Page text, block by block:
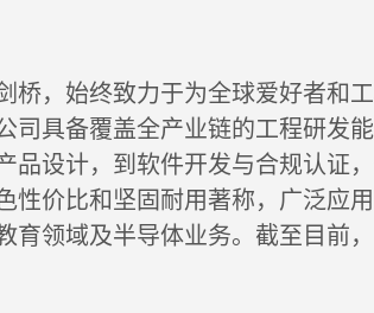
桥，始终致力于为全球爱好者和
司具备覆盖全产业链的工程研发
品设计，到软件开发与合规认证
性价比和坚固耐用著称，广泛应
育领域及半导体业务。截至目前